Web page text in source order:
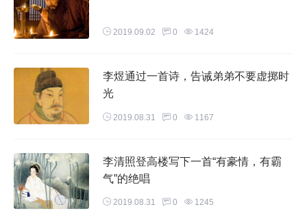
2019.09.02 0 1424
李煜通过一首诗，告诫弟弟不要虚掷时
光
2019.08.31 0 1167
李清照登高楼写下一首“有豪情，有霸
气”的绝唱
2019.08.31 0 1245